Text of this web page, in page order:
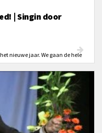
| Singin door
nieuwe jaar. We gaan de hele